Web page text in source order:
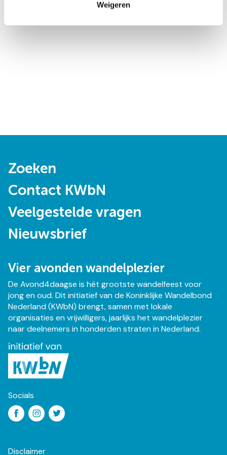
Weigeren
Doormat
Zoeken
Contact KWbN
Veelgestelde vragen
Nieuwsbrief
Vier avonden wandelplezier
De Avond4daagse is hét grootste wandelfeest voor
jong en oud. Dit initiatief van de Koninklijke Wandelbond
Nederland (KWbN) brengt, samen met lokale
organisaties en vrijwilligers, jaarlijks het wandelplezier
naar deelnemers in honderden straten in Nederland.
Socials
Social
media
FacebookInstagramTwitter
Footer
Disclaimer